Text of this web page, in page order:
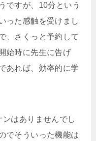
ですが、10分という
った感触を受けまし
、さくっと予約して
始時に先生に告げ
あれば、効率的に学
はありませんでし
でそういった機能は